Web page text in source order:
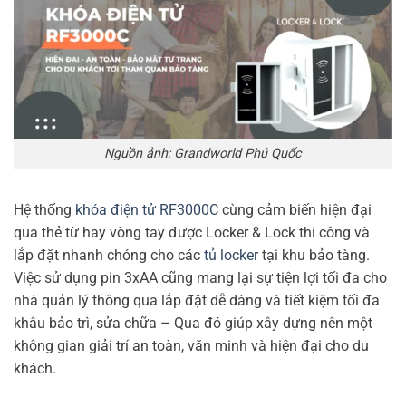
Nguồn ảnh: Grandworld Phú Quốc
Hệ thống khóa điện tử RF3000C cùng cảm biến hiện đại
qua thẻ từ hay vòng tay được Locker & Lock thi công và
lắp đặt nhanh chóng cho các tủ lockertại khu bảo tàng.
Việc sử dụng pin 3xAA cũng mang lại sự tiện lợi tối đa cho
nhà quản lý thông qua lắp đặt dễ dàng và tiết kiệm tối đa
khâu bảo trì, sửa chữa – Qua đó giúp xây dựng nên một
không gian giải trí an toàn, văn minh và hiện đại cho du
khách.